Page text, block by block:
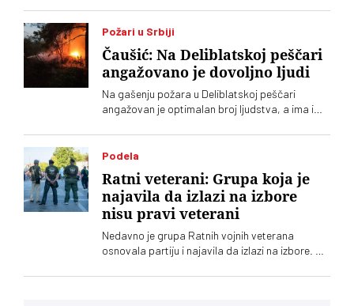
Požari u Srbiji
Čaušić: Na Deliblatskoj peščari
angažovano je dovoljno ljudi
Na gašenju požara u Deliblatskoj peščari
angažovan je optimalan broj ljudstva, a ima i
pomoćnik ministra Ministarstva unutrašnjih
poslova. Požarom je zahvaćeno oko hiljadu i po
Podela
Ratni veterani: Grupa koja je
najavila da izlazi na izbore
nisu pravi veterani
Nedavno je grupa Ratnih vojnih veterana
osnovala partiju i najavila da izlazi na izbore. Oni
se od njih